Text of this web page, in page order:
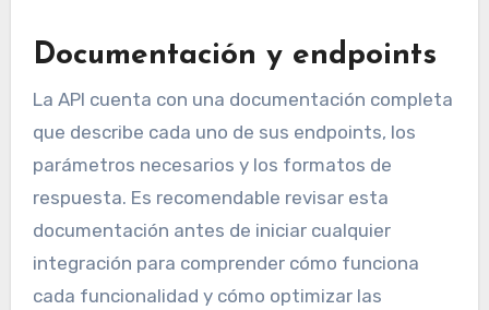
Documentación y endpoints
La API cuenta con una documentación completa
que describe cada uno de sus endpoints, los
parámetros necesarios y los formatos de
respuesta. Es recomendable revisar esta
documentación antes de iniciar cualquier
integración para comprender cómo funciona
cada funcionalidad y cómo optimizar las